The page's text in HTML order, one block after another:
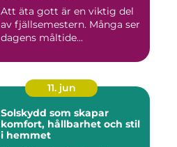
Att äta gott är en viktig del
av fjällsemestern. Många ser
dagens måltide...
11. jun
Solskydd som skapar
komfort, hållbarhet och stil
i hemmet